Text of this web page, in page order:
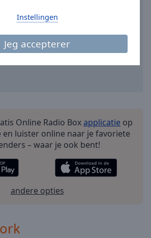
Jeg accepterer
Instellingen
Online Radio Boxapplicatie op
luister online naar je favoriete
– waar je ook bent!
andere opties